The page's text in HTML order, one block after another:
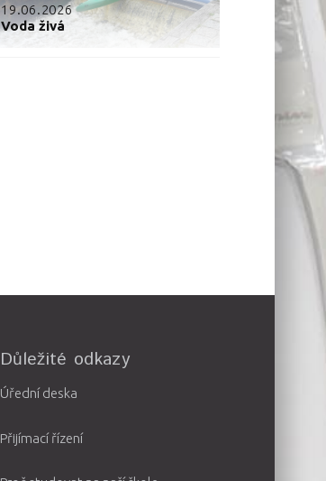
19.06.2026
Voda živá
Důležité odkazy
Úřední deska
Přijímací řízení